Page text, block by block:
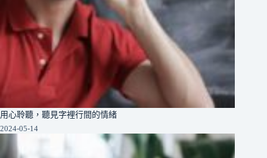
用心聆聽，聽見字裡行間的情緒
2024-05-14